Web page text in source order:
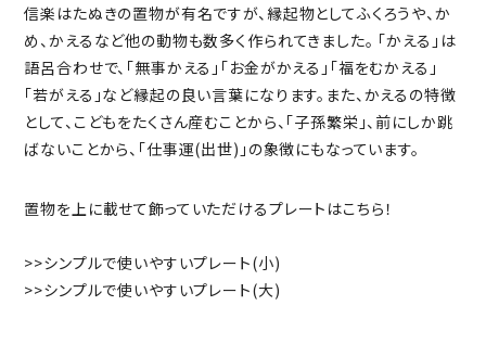
信楽はたぬきの置物が有名ですが、縁起物としてふくろうや、か
め、かえるなど他の動物も数多く作られてきました。 「かえる」は
語呂合わせで、「無事かえる」「お金がかえる」「福をむかえる」
「若がえる」など縁起の良い言葉になります。また、かえるの特徴
として、こどもをたくさん産むことから、「子孫繁栄」、前にしか跳
ばないことから、「仕事運(出世)」の象徴にもなっています。
置物を上に載せて飾っていただけるプレートはこちら！
>>シンプルで使いやすいプレート(小)
>>シンプルで使いやすいプレート(大)